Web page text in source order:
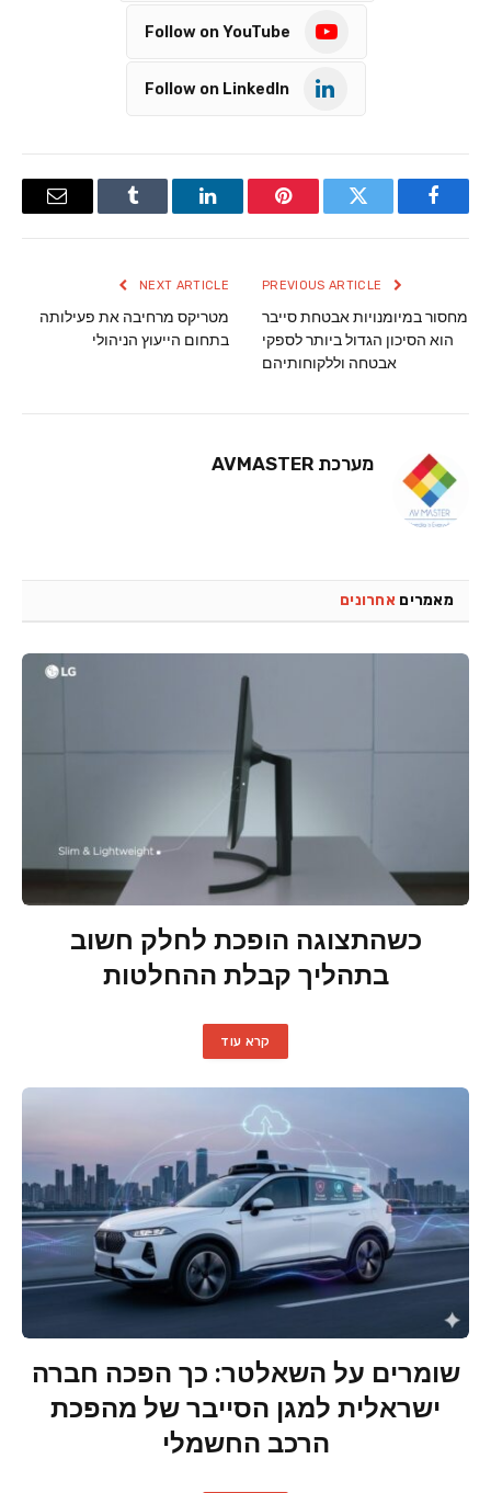
Follow on YouTube
Follow on LinkedIn
Facebook
Twitter
Pinterest
LinkedIn
Tumblr
Email
מחסור במיומנויות אבטחת סייבר
הוא הסיכון הגדול ביותר לספקי
אבטחה וללקוחותיהם
NEXT ARTICLE
מטריקס מרחיבה את פעילותה
בתחום הייעוץ הניהולי
מערכת AVMASTER
מאמרים אחרונים
כשהתצוגה הופכת לחלק חשוב
בתהליך קבלת ההחלטות
קרא עוד
שומרים על השאלטר: כך הפכה חברה
ישראלית למגן הסייבר של מהפכת
הרכב החשמלי